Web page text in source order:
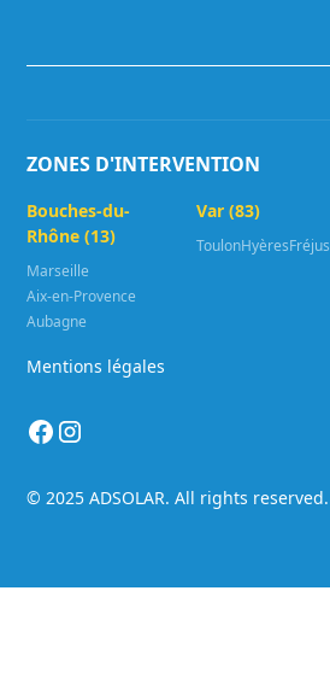
ZONES D'INTERVENTION
Bouches-du-
Rhône (13)
Marseille
Aix-en-Provence
Aubagne
Var (83)
ToulonHyèresFréjus
© 2025 ADSOLAR. All rights reserved.
Mentions légales